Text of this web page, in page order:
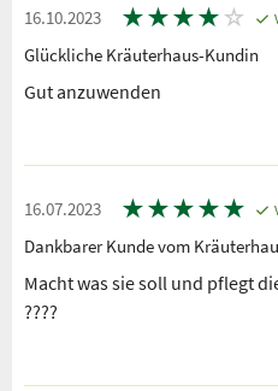
16.10.2023 ★★★★ ☆
Glückliche Kräuterhaus-Kundin
Gut anzuwenden
16.07.2023 ★★★★★
Dankbarer Kunde vom
Macht was sie soll und pflegt
????